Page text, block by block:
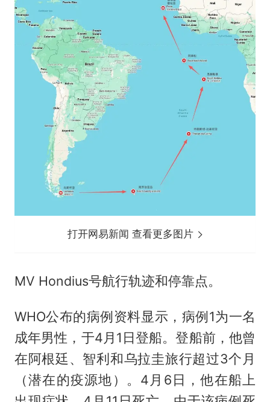
打开网易新闻 查看更多图片
MV Hondius号航行轨迹和停靠点。
WHO公布的病例资料显示，病例1为一名
成年男性，于4月1日登船。登船前，他曾
在阿根廷、智利和乌拉圭旅行超过3个月
（潜在的疫源地）。4月6日，他在船上